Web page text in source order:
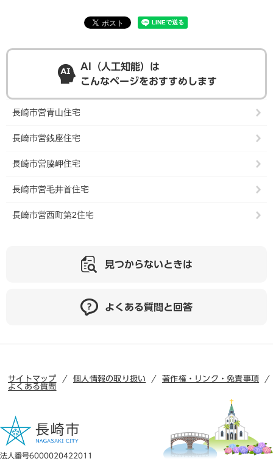
AI（人工知能）は
こんなページをおすすめします
長崎市営青山住宅
長崎市営銭座住宅
長崎市営脇岬住宅
長崎市営毛井首住宅
長崎市営西町第2住宅
見つからないときは
よくある質問と回答
サイトマップ 個人情報の取り扱い
著作権・リンク・免責事項
よくある質問
法人番号6000020422011